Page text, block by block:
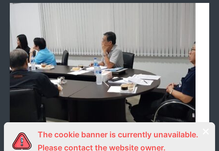
- คณะทำงาน
- บุคลากร
- สถาบันสมาชิก
- ภารกิจเครือข่าย
ภาพกิจกรรม
วารสาร
ข้อมูลโครงการวิจัย
ติดต่อเรา
การพิจารณาขอรับทุนอุดหนุนการวิจัยภายใต้
The cookie banner is currently unavailable.
Please contact the website owner.